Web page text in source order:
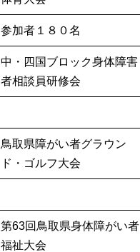
参加者１８０名
中・四国ブロック身体障害
者相談員研修会
鳥取県障がい者グラウン
ド・ゴルフ大会
第63回鳥取県身体障がい者
福祉大会